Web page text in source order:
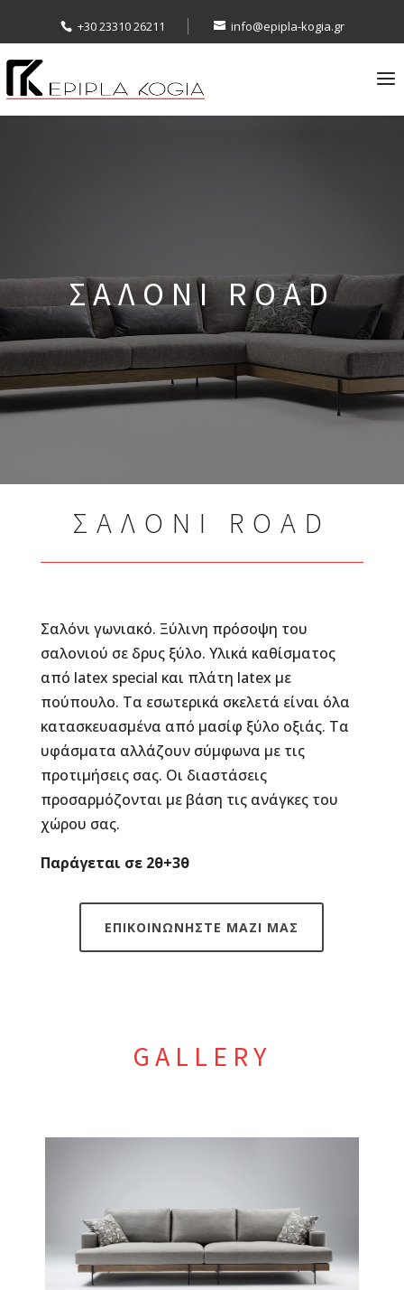
+30 23310 26211 info@epipla-kogia.gr
ΣΑΛΟΝΙ ROAD
ΣΑΛΟΝΙ ROAD
Σαλόνι γωνιακό. Ξύλινη πρόσοψη του
σαλονιού σε δρυς ξύλο. Υλικά καθίσματος
από latex special και πλάτη latex με
πούπουλο. Τα εσωτερικά σκελετά είναι όλα
κατασκευασμένα από μασίφ ξύλο οξιάς. Τα
υφάσματα αλλάζουν σύμφωνα με τις
προτιμήσεις σας. Οι διαστάσεις
προσαρμόζονται με βάση τις ανάγκες του
χώρου σας.
Παράγεται σε 2θ+3θ
ΕΠΙΚΟΙΝΩΝΗΣΤΕ ΜΑΖΙ ΜΑΣ
GALLERY